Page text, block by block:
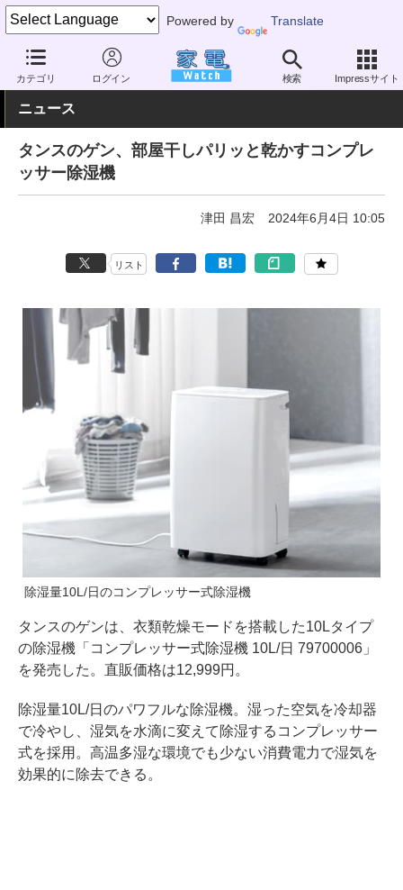
Powered by Translate
カテゴリ ログイン 検索 Impressサイト
家電 Watch 空調家電 加湿器・除湿機 除湿機
ニュース
タンスのゲン、部屋干しパリッと乾かすコンプレ
ッサー除湿機
津田 昌宏 2024年6月4日 10:05
リスト
除湿量10L/日のコンプレッサー式除湿機
タンスのゲンは、衣類乾燥モードを搭載した10Lタイプ
の除湿機「コンプレッサー式除湿機 10L/日 79700006」
を発売した。直販価格は12,999円。
除湿量10L/日のパワフルな除湿機。湿った空気を冷却器
で冷やし、湿気を水滴に変えて除湿するコンプレッサー
式を採用。高温多湿な環境でも少ない消費電力で湿気を
効果的に除去できる。